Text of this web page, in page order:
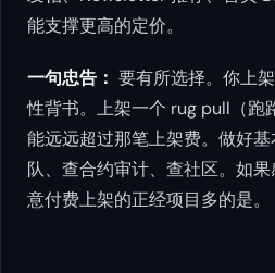
能支撑更高的定价。
一句忠告： 要有所选择。你上
性背书。上架一个 rug pull（跑
能远远超过那笔上架费。做好
队、查合约审计、查社区。如
意付费上架的正经项目多的是。